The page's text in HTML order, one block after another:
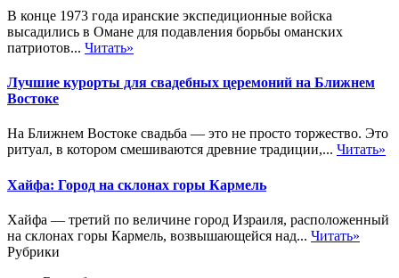
В конце 1973 года иранские экспедиционные войска
высадились в Омане для подавления борьбы оманских
патриотов... Читать»
Лучшие курорты для свадебных церемоний на Ближнем
Востоке
На Ближнем Востоке свадьба — это не просто торжество. Это
ритуал, в котором смешиваются древние традиции,... Читать»
Хайфа: Город на склонах горы Кармель
Хайфа — третий по величине город Израиля, расположенный
на склонах горы Кармель, возвышающейся над... Читать»
Рубрики